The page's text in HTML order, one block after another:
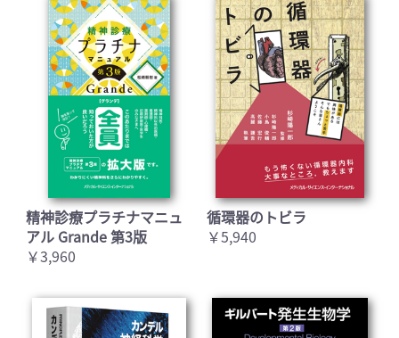
精神診療プラチナマニュ
アル Grande 第3版
￥3,960
循環器のトビラ
￥5,940